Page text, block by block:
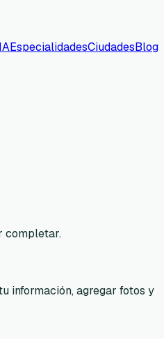
EspecialidadesCiudadesBlog
completar.
información, agregar fotos y